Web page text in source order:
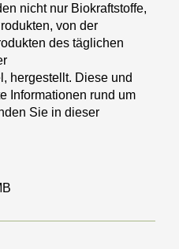
nicht nur Biokraftstoffe,
von der
des täglichen
hergestellt. Diese und
Informationen rund um
Sie in dieser